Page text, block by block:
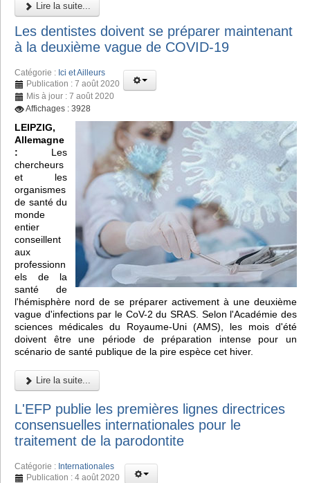
Lire la suite...
Les dentistes doivent se préparer maintenant
à la deuxième vague de COVID-19
Catégorie : Ici et Ailleurs
Publication : 7 août 2020
Mis à jour : 7 août 2020
Affichages : 3928
LEIPZIG,
Allemagne
: Les
chercheurs
et les
organismes
de santé du
monde
entier
conseillent
aux
professionn
els de la
santé de
l'hémisphère nord de se préparer activement à une deuxième
vague d'infections par le CoV-2 du SRAS. Selon l'Académie des
sciences médicales du Royaume-Uni (AMS), les mois d'été
doivent être une période de préparation intense pour un
scénario de santé publique de la pire espèce cet hiver.
Lire la suite...
L'EFP publie les premières lignes directrices
consensuelles internationales pour le
traitement de la parodontite
Catégorie : Internationales
Publication : 4 août 2020